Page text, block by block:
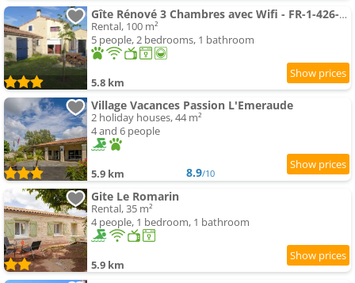
Gîte Rénové 3 Chambres avec Wifi - FR-1-426-600
Rental, 100 m²
5 people, 2 bedrooms, 1 bathroom
5.8 km
Village Vacances Passion L'Emeraude
2 holiday houses, 44 m²
4 and 6 people
5.9 km 8.9/10
Gite Le Romarin
Rental, 35 m²
4 people, 1 bedroom, 1 bathroom
5.9 km